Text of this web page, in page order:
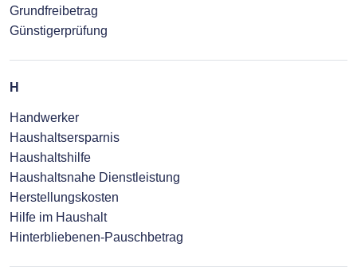
Grundfreibetrag
Günstigerprüfung
H
Handwerker
Haushaltsersparnis
Haushaltshilfe
Haushaltsnahe Dienstleistung
Herstellungskosten
Hilfe im Haushalt
Hinterbliebenen-Pauschbetrag